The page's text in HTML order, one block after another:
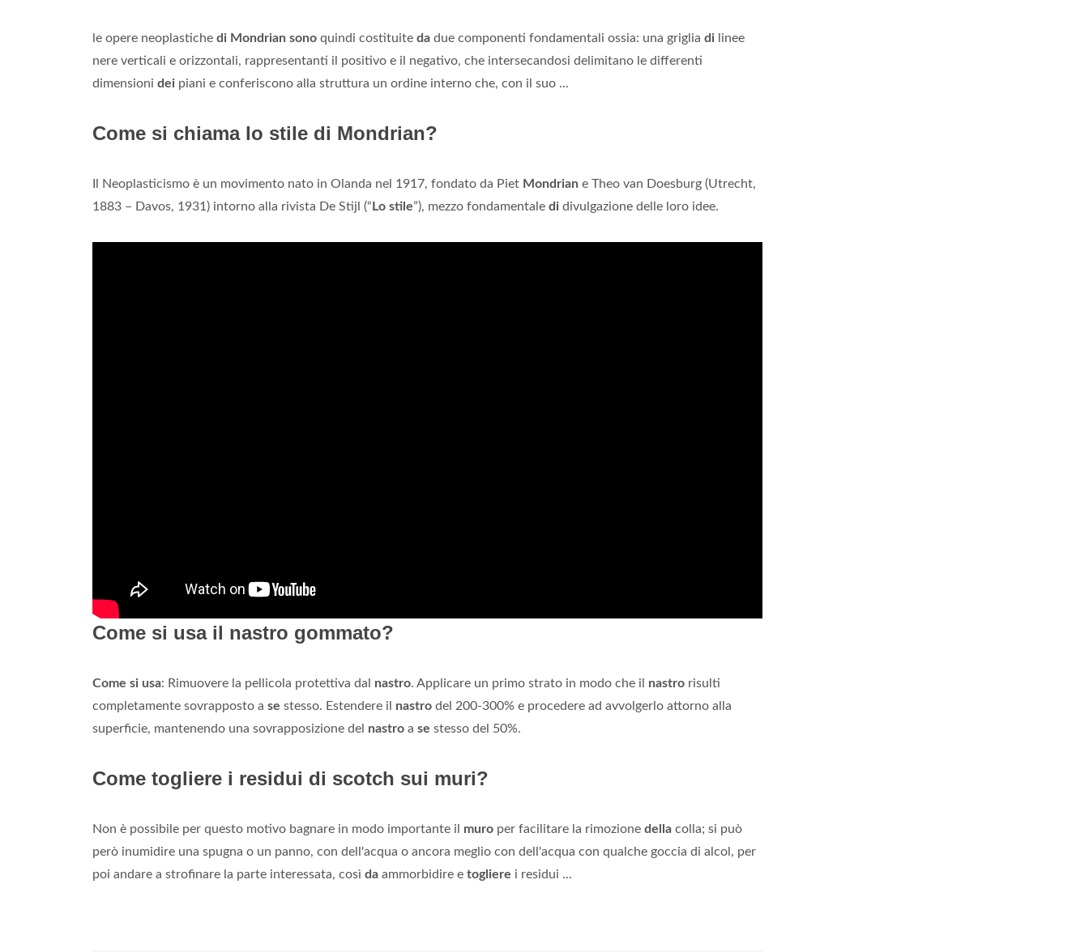
le opere neoplastiche di Mondrian sono quindi costituite da due componenti fondamentali ossia: una griglia di linee
nere verticali e orizzontali, rappresentanti il positivo e il negativo, che intersecandosi delimitano le differenti
dimensioni dei piani e conferiscono alla struttura un ordine interno che, con il suo ...
Come si chiama lo stile di Mondrian?
Il Neoplasticismo è un movimento nato in Olanda nel 1917, fondato da Piet Mondrian e Theo van Doesburg (Utrecht,
1883 – Davos, 1931) intorno alla rivista De Stijl (“ Lo stile”), mezzo fondamentale di divulgazione delle loro idee.
Come si usa il nastro gommato?
Come si usa: Rimuovere la pellicola protettiva dal nastro. Applicare un primo strato in modo che il nastro risulti
completamente sovrapposto a se stesso. Estendere il nastro del 200-300% e procedere ad avvolgerlo attorno alla
superficie, mantenendo una sovrapposizione del nastro a se stesso del 50%.
Come togliere i residui di scotch sui muri?
Non è possibile per questo motivo bagnare in modo importante il muro per facilitare la rimozione della colla; si può
però inumidire una spugna o un panno, con dell'acqua o ancora meglio con dell'acqua con qualche goccia di alcol, per
poi andare a strofinare la parte interessata, così da ammorbidire e togliere i residui ...